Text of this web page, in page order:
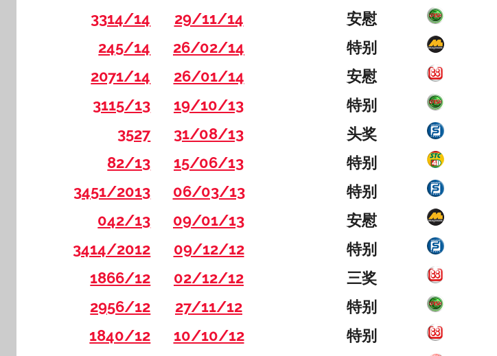
3314/14
29/11/14 安慰
245/14
26/02/14 特别
2071/14
26/01/14 安慰
3115/13
19/10/13 特别
3527
31/08/13 头奖
82/13
15/06/13 特别
3451/2013
06/03/13 特别
042/13
09/01/13 安慰
3414/2012
09/12/12 特别
1866/12
02/12/12 三奖
2956/12
27/11/12 特别
1840/12
10/10/12 特别